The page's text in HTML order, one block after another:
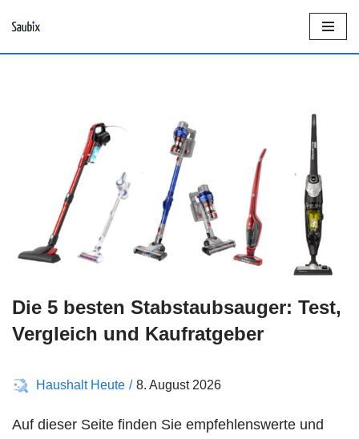
s
r
i
g
n
Die 5 besten Stabstaubsauger: Test,
Vergleich und Kaufratgeber
Haushalt Heute 8. August 2026
Auf dieser Seite finden Sie empfehlenswerte und